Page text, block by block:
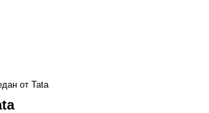
от Tata